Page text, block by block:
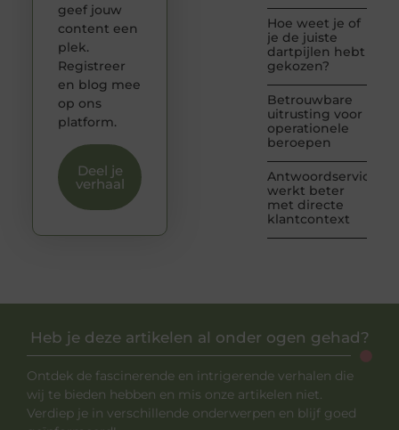
Hoe weet je of
je de juiste
dartpijlen hebt
gekozen?
Betrouwbare
uitrusting voor
operationele
beroepen
Antwoordservice
werkt beter
met directe
klantcontext
geef jouw
content een
plek.
Registreer
en blog mee
op ons
platform.
Deel je
verhaal
Heb je deze artikelen al onder ogen gehad?
Ontdek de fascinerende en intrigerende verhalen die
wij te bieden hebben en mis onze artikelen niet.
Verdiep je in verschillende onderwerpen en blijf goed